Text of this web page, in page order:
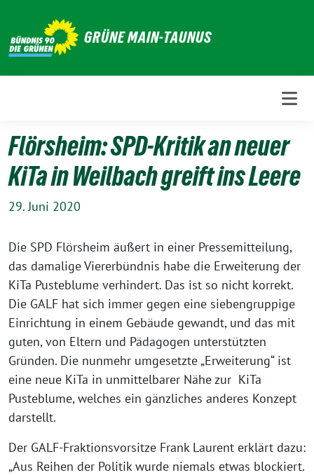
Inhalt
GRÜNE MAIN-TAUNUS
Flörsheim: SPD-Kritik an neuer
KiTa in Weilbach greift ins Leere
29. Juni 2020
Die SPD Flörsheim äußert in einer Pressemitteilung,
das damalige Viererbündnis habe die Erweiterung der
KiTa Pusteblume verhindert. Das ist so nicht korrekt.
Die GALF hat sich immer gegen eine siebengruppige
Einrichtung in einem Gebäude gewandt, und das mit
guten, von Eltern und Pädagogen unterstützten
Gründen. Die nunmehr umgesetzte „Erweiterung“ ist
eine neue KiTa in unmittelbarer Nähe zur KiTa
Pusteblume, welches ein gänzliches anderes Konzept
darstellt.
Der GALF-Fraktionsvorsitze Frank Laurent erklärt dazu:
„Aus Reihen der Politik wurde niemals etwas blockiert.